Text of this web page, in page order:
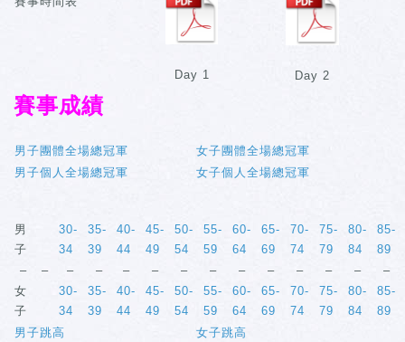
Day 1 Day 2
賽事成績
男子團體全場總冠軍
女子團體全場總冠軍
男子個人全場總冠軍
女子個人全場總冠軍
男
子
30-
34
35-
39
40-
44
45-
49
50-
54
55-
59
60-
64
65-
69
70-
74
75-
79
80-
84
85-
89
–
– – – – – – – – – – – –
–
女
子
30-
34
35-
39
40-
44
45-
49
50-
54
55-
59
60-
64
65-
69
70-
74
75-
79
80-
84
85-
89
男子跳高
女子跳高